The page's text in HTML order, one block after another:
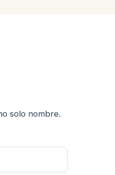
solo nombre.